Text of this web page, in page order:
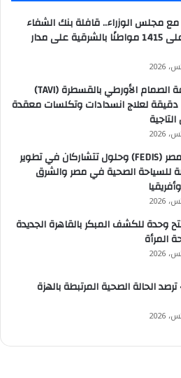
مع مجلس الوزراء.. قافلة بنك الشفاء
تكشف على 1415 مواطنًا بالشرقية على مدار
إجراء زراعة الصمام الأورطي بالقسطرة (TAVI)
دقيقة لعلاج انسدادات وتكلسات معقدة
التاجية
فيكسد مصر (FEDIS) وحلول تتشاركان في تطوير
للسياحة الصحية في مصر والشرق
وحدة للكشف المبكر بالقاهرة الجديدة
المرأة
الحالة الصحية المرتبطة بالهزة